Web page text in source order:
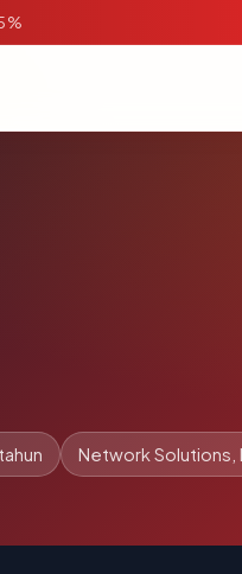
Network Solutions,